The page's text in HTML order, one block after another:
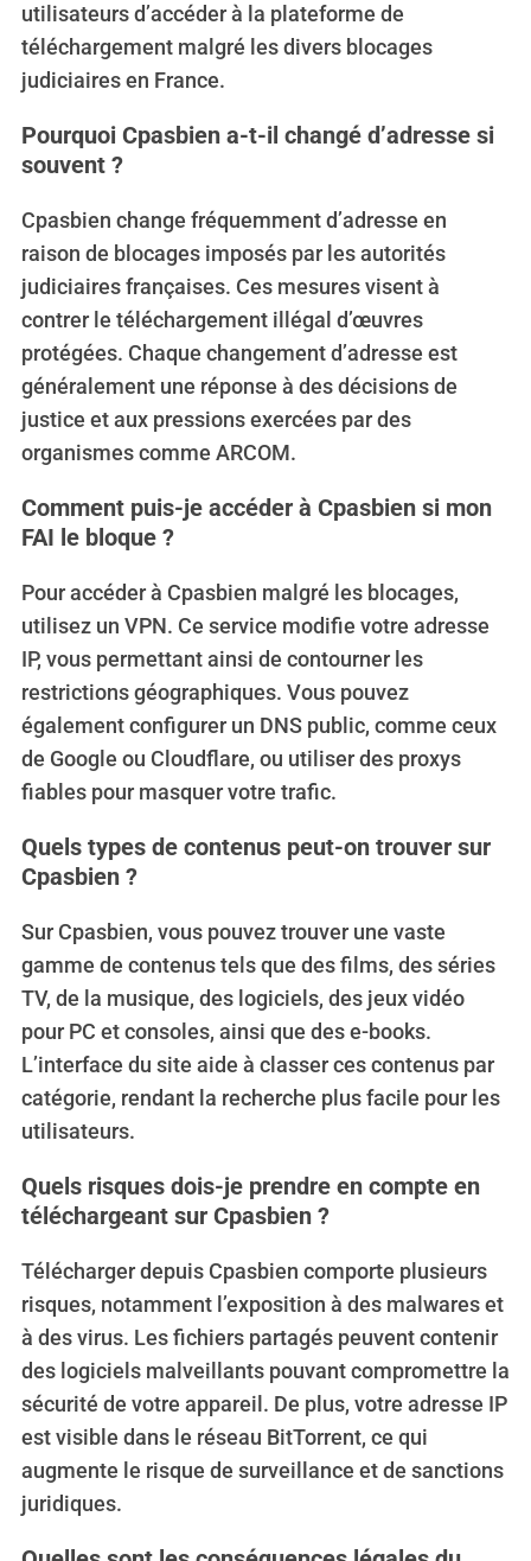
utilisateurs d’accéder à la plateforme de
téléchargement malgré les divers blocages
judiciaires en France.
Pourquoi Cpasbien a-t-il changé d’adresse si
souvent ?
Cpasbien change fréquemment d’adresse en
raison de blocages imposés par les autorités
judiciaires françaises. Ces mesures visent à
contrer le téléchargement illégal d’œuvres
protégées. Chaque changement d’adresse est
généralement une réponse à des décisions de
justice et aux pressions exercées par des
organismes comme ARCOM.
Comment puis-je accéder à Cpasbien si mon
FAI le bloque ?
Pour accéder à Cpasbien malgré les blocages,
utilisez un VPN. Ce service modifie votre adresse
IP, vous permettant ainsi de contourner les
restrictions géographiques. Vous pouvez
également configurer un DNS public, comme ceux
de Google ou Cloudflare, ou utiliser des proxys
fiables pour masquer votre trafic.
Quels types de contenus peut-on trouver sur
Cpasbien ?
Sur Cpasbien, vous pouvez trouver une vaste
gamme de contenus tels que des films, des séries
TV, de la musique, des logiciels, des jeux vidéo
pour PC et consoles, ainsi que des e-books.
L’interface du site aide à classer ces contenus par
catégorie, rendant la recherche plus facile pour les
utilisateurs.
Quels risques dois-je prendre en compte en
téléchargeant sur Cpasbien ?
Télécharger depuis Cpasbien comporte plusieurs
risques, notamment l’exposition à des malwares et
à des virus. Les fichiers partagés peuvent contenir
des logiciels malveillants pouvant compromettre la
sécurité de votre appareil. De plus, votre adresse IP
est visible dans le réseau BitTorrent, ce qui
augmente le risque de surveillance et de sanctions
juridiques.